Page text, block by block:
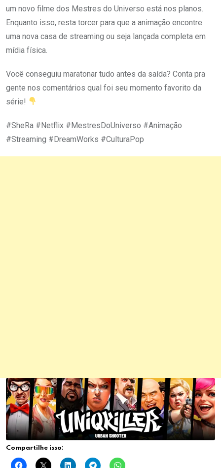
um novo filme dos Mestres do Universo está nos planos.
Enquanto isso, resta torcer para que a animação encontre
uma nova casa de streaming ou seja lançada completa em
mídia física.
Você conseguiu maratonar tudo antes da saída? Conta pra
gente nos comentários qual foi seu momento favorito da
série!
#SheRa #Netflix #MestresDoUniverso #Animação
#Streaming #DreamWorks #CulturaPop
Compartilhe isso: